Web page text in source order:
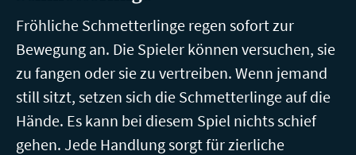
Fröhliche Schmetterlinge regen sofort zur
Bewegung an. Die Spieler können versuchen, sie
zu fangen oder sie zu vertreiben. Wenn jemand
still sitzt, setzen sich die Schmetterlinge auf die
Hände. Es kann bei diesem Spiel nichts schief
gehen. Jede Handlung sorgt für zierliche